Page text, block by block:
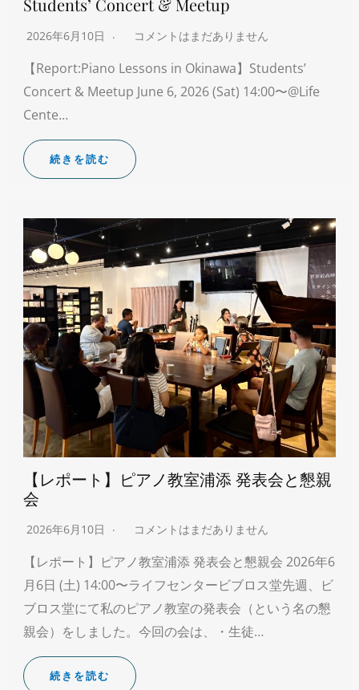
Students’ Concert & Meetup
2026年6月10日 コメントはまだありません
【Report:Piano Lessons in Okinawa】Students’
Concert & Meetup June 6, 2026 (Sat) 14:00〜@Life
Cente…
続きを読む
【レポート】ピアノ教室浦添 発表会と懇親
会
2026年6月10日 コメントはまだありません
【レポート】ピアノ教室浦添 発表会と懇親会 2026年6
月6日 (土) 14:00〜ライフセンタービブロス堂先週、ビ
ブロス堂にて私のピアノ教室の発表会（という名の懇
親会）をしました。今回の会は、・生徒…
続きを読む